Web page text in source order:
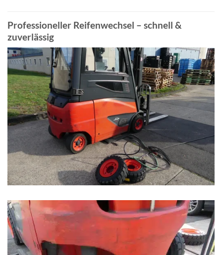
Professioneller Reifenwechsel – schnell &
zuverlässig